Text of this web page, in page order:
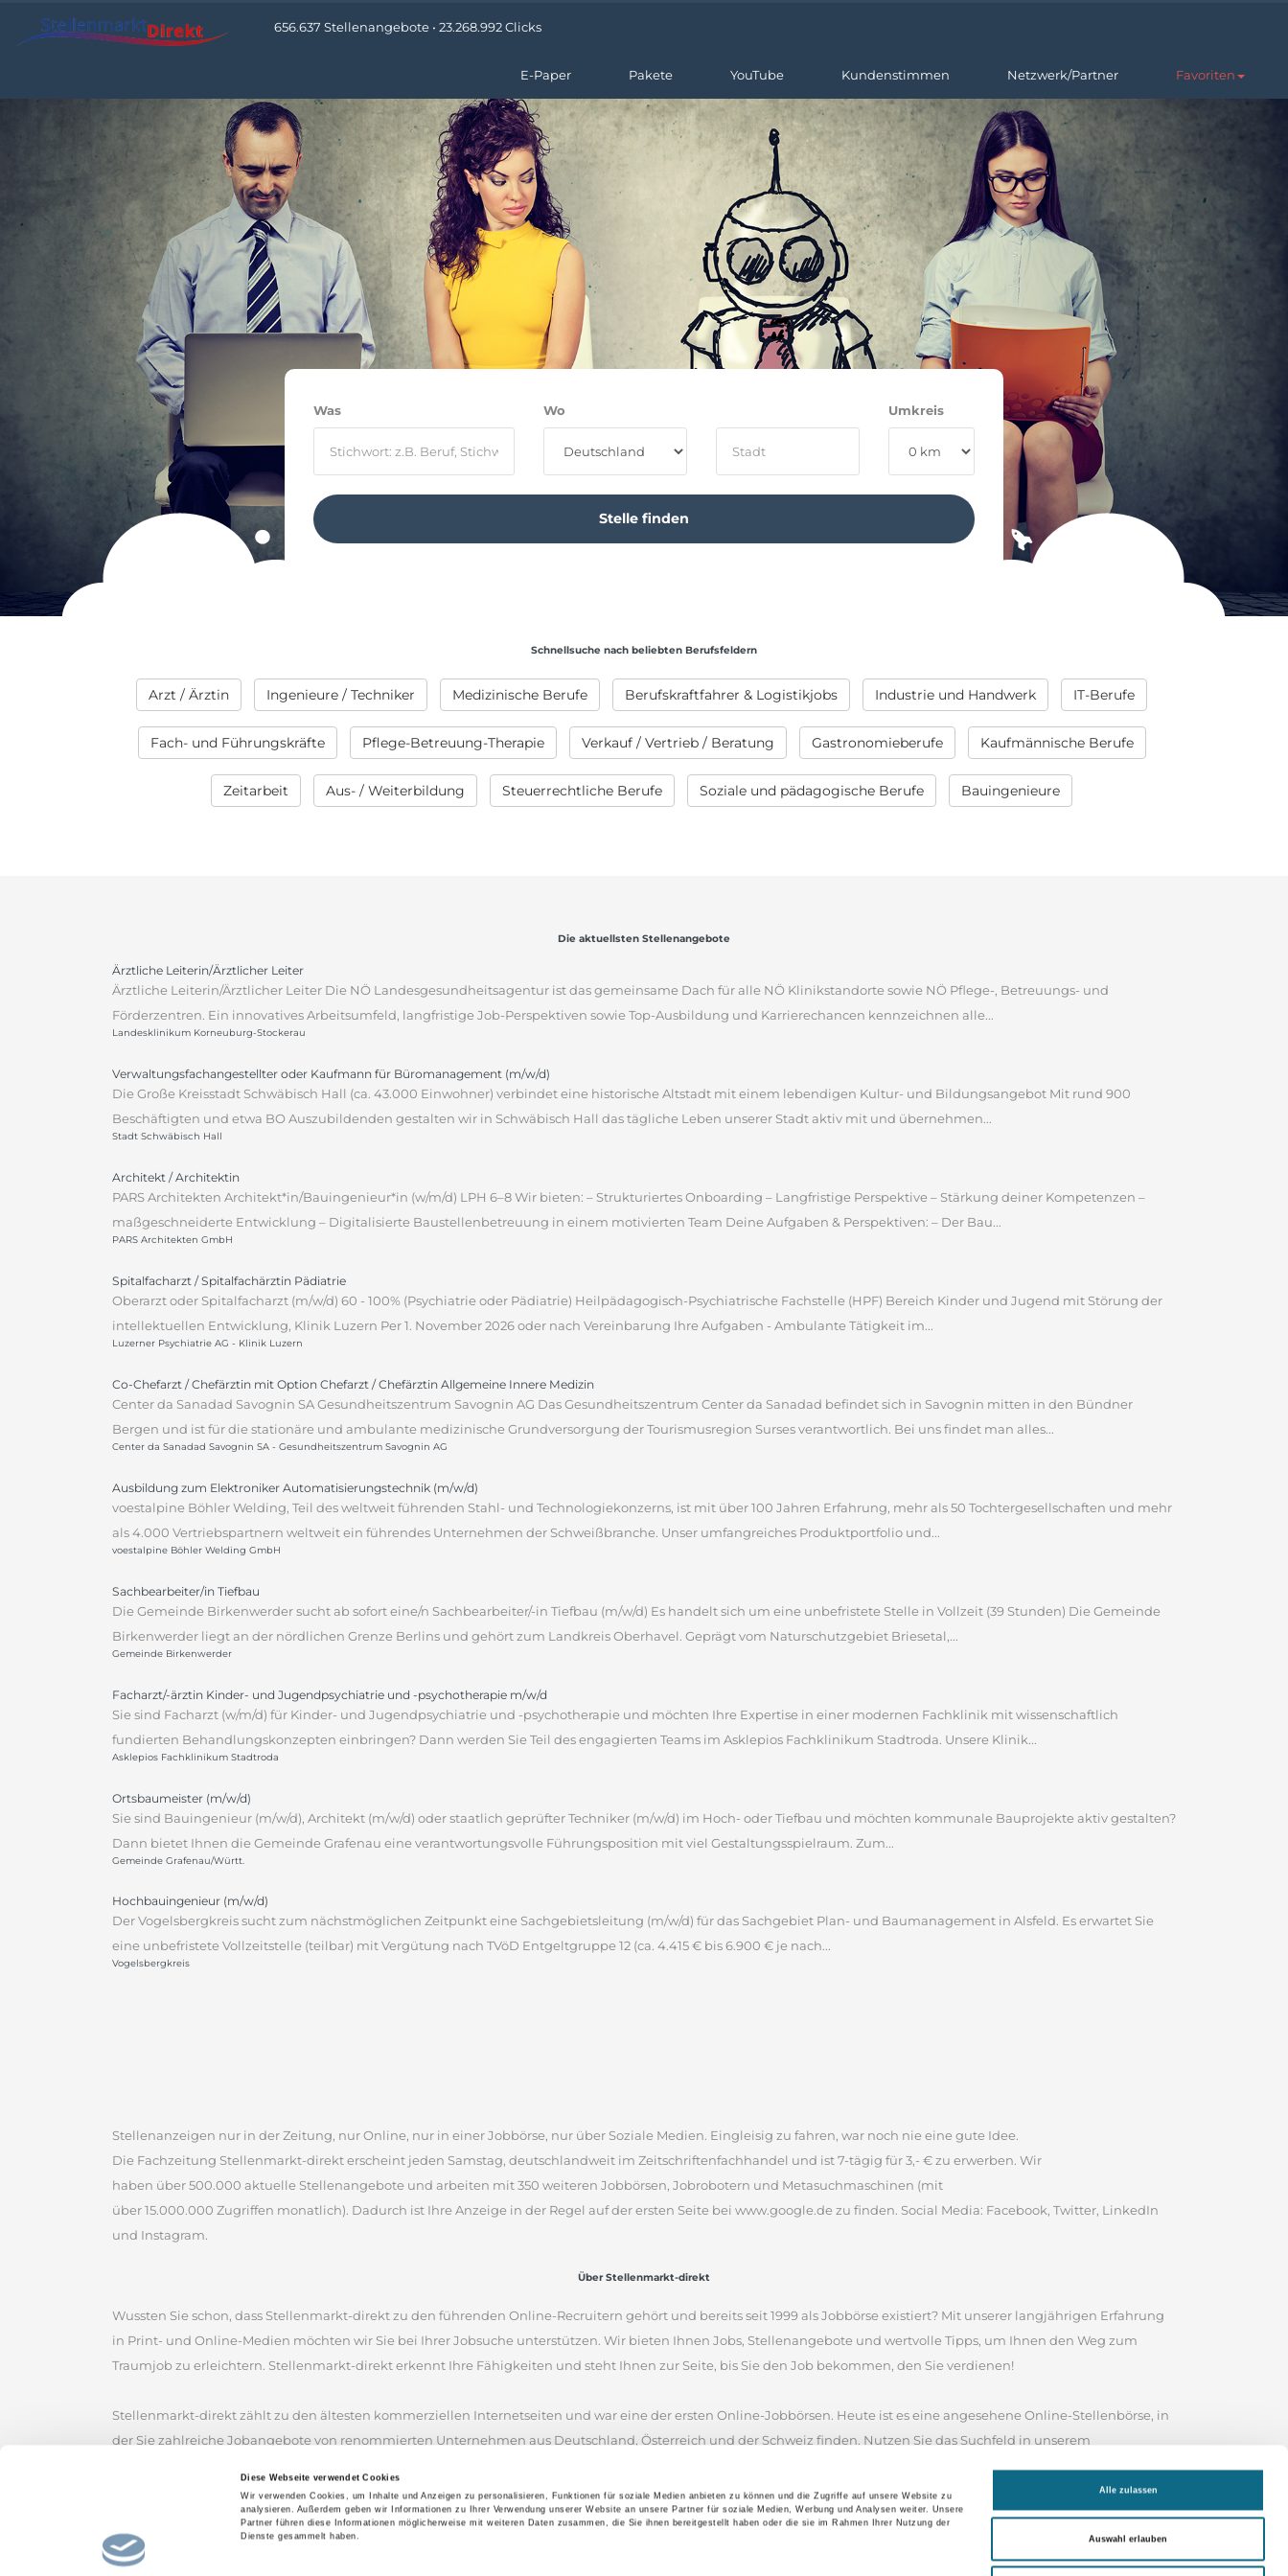
Diese Webseite verwendet Cookies
Wir verwenden Cookies, um Inhalte und Anzeigen zu personalisieren, Funktionen für soziale Medien anbieten zu können und die Zugriffe auf unsere Website zu
analysieren. Außerdem geben wir Informationen zu Ihrer Verwendung unserer Website an unsere Partner für soziale Medien, Werbung und Analysen weiter. Unsere
Partner führen diese Informationen möglicherweise mit weiteren Daten zusammen, die Sie ihnen bereitgestellt haben oder die sie im Rahmen Ihrer Nutzung der
Dienste gesammelt haben.
Alle zulassen
Auswahl erlauben
656.637 Stellenangebote • 23.268.992 Clicks
E-Paper Pakete YouTube Kundenstimmen Netzwerk/Partner Favoriten
Was Wo Umkreis
Schnellsuche nach beliebten Berufsfeldern
Arzt / Ärztin Ingenieure / Techniker Medizinische Berufe Berufskraftfahrer & Logistikjobs Industrie und Handwerk IT-Berufe
Fach- und Führungskräfte Pflege-Betreuung-Therapie Verkauf / Vertrieb / Beratung Gastronomieberufe Kaufmännische Berufe
Zeitarbeit Aus- / Weiterbildung Steuerrechtliche Berufe Soziale und pädagogische Berufe Bauingenieure
Die aktuellsten Stellenangebote
Ärztliche Leiterin/Ärztlicher Leiter
Ärztliche Leiterin/Ärztlicher Leiter Die NÖ Landesgesundheitsagentur ist das gemeinsame Dach für alle NÖ Klinikstandorte sowie NÖ Pflege-, Betreuungs- und
Förderzentren. Ein innovatives Arbeitsumfeld, langfristige Job-Perspektiven sowie Top-Ausbildung und Karrierechancen kennzeichnen alle...
Landesklinikum Korneuburg-Stockerau
Verwaltungsfachangestellter oder Kaufmann für Büromanagement (m/w/d)
Die Große Kreisstadt Schwäbisch Hall (ca. 43.000 Einwohner) verbindet eine historische Altstadt mit einem lebendigen Kultur- und Bildungsangebot Mit rund 900
Beschäftigten und etwa BO Auszubildenden gestalten wir in Schwäbisch Hall das tägliche Leben unserer Stadt aktiv mit und übernehmen...
Stadt Schwäbisch Hall
Architekt / Architektin
PARS Architekten Architekt*in/Bauingenieur*in (w/m/d) LPH 6–8 Wir bieten: – Strukturiertes Onboarding – Langfristige Perspektive – Stärkung deiner Kompetenzen –
maßgeschneiderte Entwicklung – Digitalisierte Baustellenbetreuung in einem motivierten Team Deine Aufgaben & Perspektiven: – Der Bau...
PARS Architekten GmbH
Spitalfacharzt / Spitalfachärztin Pädiatrie
Oberarzt oder Spitalfacharzt (m/w/d) 60 - 100% (Psychiatrie oder Pädiatrie) Heilpädagogisch-Psychiatrische Fachstelle (HPF) Bereich Kinder und Jugend mit Störung der
intellektuellen Entwicklung, Klinik Luzern Per 1. November 2026 oder nach Vereinbarung Ihre Aufgaben - Ambulante Tätigkeit im...
Luzerner Psychiatrie AG - Klinik Luzern
Co-Chefarzt / Chefärztin mit Option Chefarzt / Chefärztin Allgemeine Innere Medizin
Center da Sanadad Savognin SA Gesundheitszentrum Savognin AG Das Gesundheitszentrum Center da Sanadad befindet sich in Savognin mitten in den Bündner
Bergen und ist für die stationäre und ambulante medizinische Grundversorgung der Tourismusregion Surses verantwortlich. Bei uns findet man alles...
Center da Sanadad Savognin SA - Gesundheitszentrum Savognin AG
Ausbildung zum Elektroniker Automatisierungstechnik (m/w/d)
voestalpine Böhler Welding, Teil des weltweit führenden Stahl- und Technologiekonzerns, ist mit über 100 Jahren Erfahrung, mehr als 50 Tochtergesellschaften und mehr
als 4.000 Vertriebspartnern weltweit ein führendes Unternehmen der Schweißbranche. Unser umfangreiches Produktportfolio und...
voestalpine Böhler Welding GmbH
Sachbearbeiter/in Tiefbau
Die Gemeinde Birkenwerder sucht ab sofort eine/n Sachbearbeiter/-in Tiefbau (m/w/d) Es handelt sich um eine unbefristete Stelle in Vollzeit (39 Stunden) Die Gemeinde
Birkenwerder liegt an der nördlichen Grenze Berlins und gehört zum Landkreis Oberhavel. Geprägt vom Naturschutzgebiet Briesetal,...
Gemeinde Birkenwerder
Facharzt/-ärztin Kinder- und Jugendpsychiatrie und -psychotherapie m/w/d
Sie sind Facharzt (w/m/d) für Kinder- und Jugendpsychiatrie und -psychotherapie und möchten Ihre Expertise in einer modernen Fachklinik mit wissenschaftlich
fundierten Behandlungskonzepten einbringen? Dann werden Sie Teil des engagierten Teams im Asklepios Fachklinikum Stadtroda. Unsere Klinik...
Asklepios Fachklinikum Stadtroda
Ortsbaumeister (m/w/d)
Sie sind Bauingenieur (m/w/d), Architekt (m/w/d) oder staatlich geprüfter Techniker (m/w/d) im Hoch- oder Tiefbau und möchten kommunale Bauprojekte aktiv gestalten?
Dann bietet Ihnen die Gemeinde Grafenau eine verantwortungsvolle Führungsposition mit viel Gestaltungsspielraum. Zum...
Gemeinde Grafenau/Württ.
Hochbauingenieur (m/w/d)
Der Vogelsbergkreis sucht zum nächstmöglichen Zeitpunkt eine Sachgebietsleitung (m/w/d) für das Sachgebiet Plan- und Baumanagement in Alsfeld. Es erwartet Sie
eine unbefristete Vollzeitstelle (teilbar) mit Vergütung nach TVöD Entgeltgruppe 12 (ca. 4.415 € bis 6.900 € je nach...
Vogelsbergkreis
Stellenanzeigen nur in der Zeitung, nur Online, nur in einer Jobbörse, nur über Soziale Medien. Eingleisig zu fahren, war noch nie eine gute Idee.
Die Fachzeitung Stellenmarkt-direkt erscheint jeden Samstag, deutschlandweit im Zeitschriftenfachhandel und ist 7-tägig für 3,- € zu erwerben. Wir
haben über 500.000 aktuelle Stellenangebote und arbeiten mit 350 weiteren Jobbörsen, Jobrobotern und Metasuchmaschinen (mit
über 15.000.000 Zugriffen monatlich). Dadurch ist Ihre Anzeige in der Regel auf der ersten Seite bei www.google.de zu finden. Social Media: Facebook, Twitter, LinkedIn
und Instagram.
Über Stellenmarkt-direkt
Wussten Sie schon, dass Stellenmarkt-direkt zu den führenden Online-Recruitern gehört und bereits seit 1999 als Jobbörse existiert? Mit unserer langjährigen Erfahrung
in Print- und Online-Medien möchten wir Sie bei Ihrer Jobsuche unterstützen. Wir bieten Ihnen Jobs, Stellenangebote und wertvolle Tipps, um Ihnen den Weg zum
Traumjob zu erleichtern. Stellenmarkt-direkt erkennt Ihre Fähigkeiten und steht Ihnen zur Seite, bis Sie den Job bekommen, den Sie verdienen!
Stellenmarkt-direkt zählt zu den ältesten kommerziellen Internetseiten und war eine der ersten Online-Jobbörsen. Heute ist es eine angesehene Online-Stellenbörse, in
der Sie zahlreiche Jobangebote von renommierten Unternehmen aus Deutschland, Österreich und der Schweiz finden. Nutzen Sie das Suchfeld in unserem
Stellenportal und lassen Sie sich von den gefundenen Stellenangeboten inspirieren. Wir wünschen Ihnen viel Erfolg bei Ihrer Bewerbung und für Ihre weitere Karriere
und hoffen, den passenden Job für Sie bereitzustellen.